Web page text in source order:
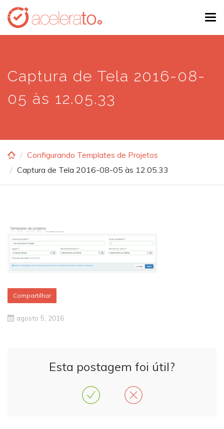
Skip
main
Captura de Tela 2016-08-
05 às 12.05.33
Configurando Templates de Projetos
Captura de Tela 2016-08-05 às 12.05.33
Compartilhar
agosto 5, 2016
Esta postagem foi útil?